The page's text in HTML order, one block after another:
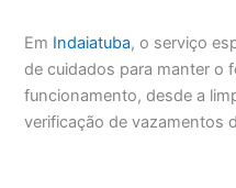
Em Indaiatuba, o serviço
de cuidados para manter o
funcionamento, desde a
verificação de vazamentos